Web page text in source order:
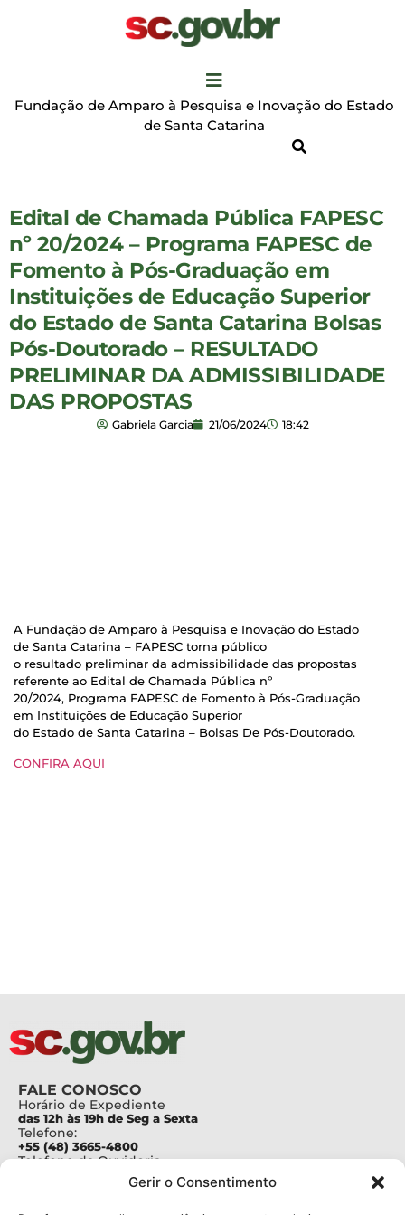
Gerir o Consentimento
Fundação de Amparo à Pesquisa e Inovação do Estado
de Santa Catarina
Edital de Chamada Pública FAPESC
nº 20/2024 – Programa FAPESC de
Fomento à Pós-Graduação em
Instituições de Educação Superior
do Estado de Santa Catarina Bolsas
Pós-Doutorado – RESULTADO
PRELIMINAR DA ADMISSIBILIDADE
DAS PROPOSTAS
Gabriela Garcia 21/06/2024 18:42
A Fundação de Amparo à Pesquisa e Inovação do Estado
de Santa Catarina – FAPESC torna público
o resultado preliminar da admissibilidade das propostas
referente ao Edital de Chamada Pública nº
20/2024, Programa FAPESC de Fomento à Pós-Graduação
em Instituições de Educação Superior
do Estado de Santa Catarina – Bolsas De Pós-Doutorado.
CONFIRA AQUI
FALE CONOSCO
Horário de Expediente
das 12h às 19h de Seg a Sexta
Telefone:
+55 (48) 3665-4800
Telefone da Ouvidoria